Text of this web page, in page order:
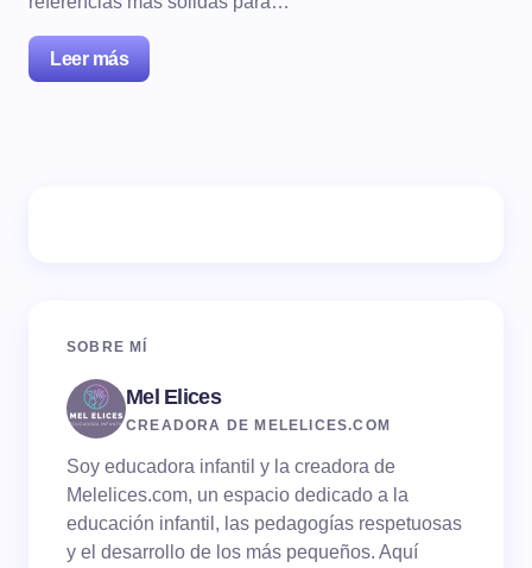
Leer más
SOBRE MÍ
Mel Elices
CREADORA DE MELELICES.COM
Soy educadora infantil y la creadora de
Melelices.com, un espacio dedicado a la
educación infantil, las pedagogías respetuosas
y el desarrollo de los más pequeños. Aquí